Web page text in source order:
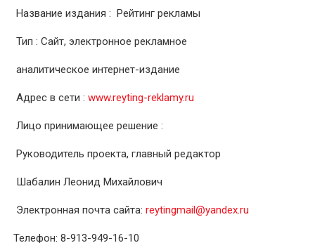
Название издания : Рейтинг рекламы
Тип : Сайт, электронное рекламное
аналитическое интернет-издание
Адрес в сети : www.reyting-reklamy.ru
Лицо принимающее решение :
Руководитель проекта, главный редактор
Шабалин Леонид Михайлович
Электронная почта сайта: reytingmail@yandex.ru
Телефон: 8-913-949-16-10